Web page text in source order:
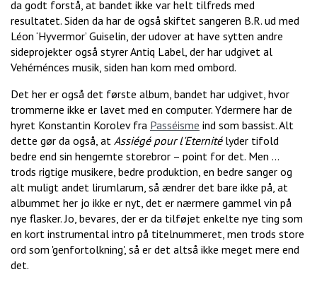
da godt forstå, at bandet ikke var helt tilfreds med
resultatet. Siden da har de også skiftet sangeren B.R. ud med
Léon ‘Hyvermor’ Guiselin, der udover at have sytten andre
sideprojekter også styrer Antiq Label, der har udgivet al
Vehéménces musik, siden han kom med ombord.
Det her er også det første album, bandet har udgivet, hvor
trommerne ikke er lavet med en computer. Ydermere har de
hyret Konstantin Korolev fra Passéisme ind som bassist. Alt
dette gør da også, at Assiégé pour l'Eternité lyder tifold
bedre end sin hengemte storebror – point for det. Men …
trods rigtige musikere, bedre produktion, en bedre sanger og
alt muligt andet lirumlarum, så ændrer det bare ikke på, at
albummet her jo ikke er nyt, det er nærmere gammel vin på
nye flasker. Jo, bevares, der er da tilføjet enkelte nye ting som
en kort instrumental intro på titelnummeret, men trods store
ord som 'genfortolkning', så er det altså ikke meget mere end
det.